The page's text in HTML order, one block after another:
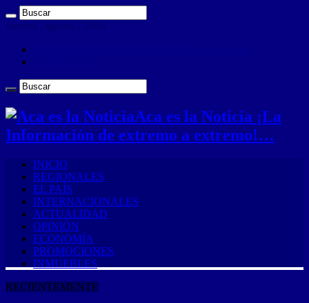
viernes , agosto 7 2026
Aca es la Noticia ¡La
Información de extremo a extremo!…
INICIO
REGIONALES
EL PAÍS
INTERNACIONALES
ACTUALIDAD
OPINIÓN
ECONOMÍA
PROMOCIONES
INMUEBLES
RECIENTEMENTE